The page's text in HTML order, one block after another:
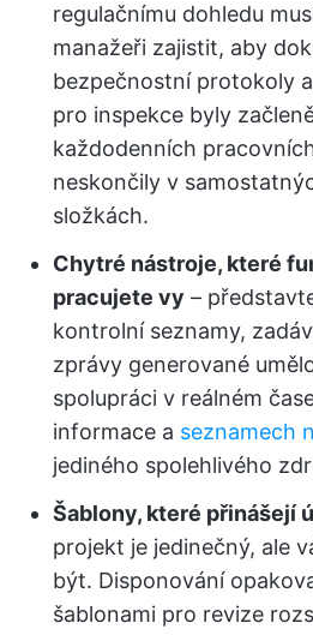
regulačnímu dohledu
manažeři zajistit, aby
bezpečnostní protokoly
pro inspekce byly
každodenních
neskončily v
složkách.
Chytré nástroje, které
pracujete vy –
kontrolní seznamy,
zprávy generované
spolupráci v reálném
informace a seznamech
jediného spolehlivého
Šablony, které přinášejí
projekt je jedinečný, ale
být. Disponování
šablonami pro revize